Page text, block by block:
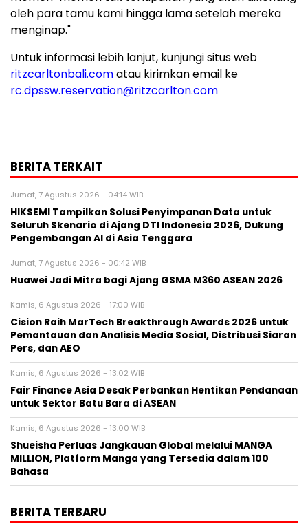
oleh para tamu kami hingga lama setelah mereka
menginap."
Untuk informasi lebih lanjut, kunjungi situs web
ritzcarltonbali.comatau kirimkanemail ke
rc.dpssw.reservation@ritzcarlton.com
BERITA TERKAIT
Jumat, 7 Agustus 2026 - 04:14 WIB
HIKSEMI Tampilkan Solusi Penyimpanan Data untuk
Seluruh Skenario di Ajang DTI Indonesia 2026, Dukung
Pengembangan AI di Asia Tenggara
Jumat, 7 Agustus 2026 - 00:42 WIB
Huawei Jadi Mitra bagi Ajang GSMA M360 ASEAN 2026
Kamis, 6 Agustus 2026 - 17:00 WIB
Cision Raih MarTech Breakthrough Awards 2026 untuk
Pemantauan dan Analisis Media Sosial, Distribusi Siaran
Pers, dan AEO
Kamis, 6 Agustus 2026 - 13:02 WIB
Fair Finance Asia Desak Perbankan Hentikan Pendanaan
untuk Sektor Batu Bara di ASEAN
Kamis, 6 Agustus 2026 - 13:00 WIB
Shueisha Perluas Jangkauan Global melalui MANGA
MILLION, Platform Manga yang Tersedia dalam 100
Bahasa
BERITA TERBARU